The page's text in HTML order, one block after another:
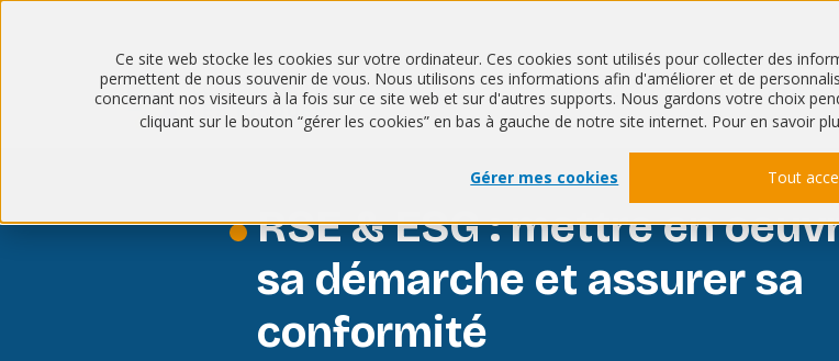
Ce site web stocke les cookies sur votre ordinateur. Ces cookies sont utilisés pour collecter des
permettent de nous souvenir de vous. Nous utilisons ces informations afin d'améliorer et de
concernant nos visiteurs à la fois sur ce site web et sur d'autres supports. Nous gardons votre choix
cliquant sur le bouton “gérer les cookies” en bas à gauche de notre site internet. Pour en savoir
Gérer mes cookies Tout
QHSE
RSE & ESG : mettre en
sa démarche et assurer sa
conformité